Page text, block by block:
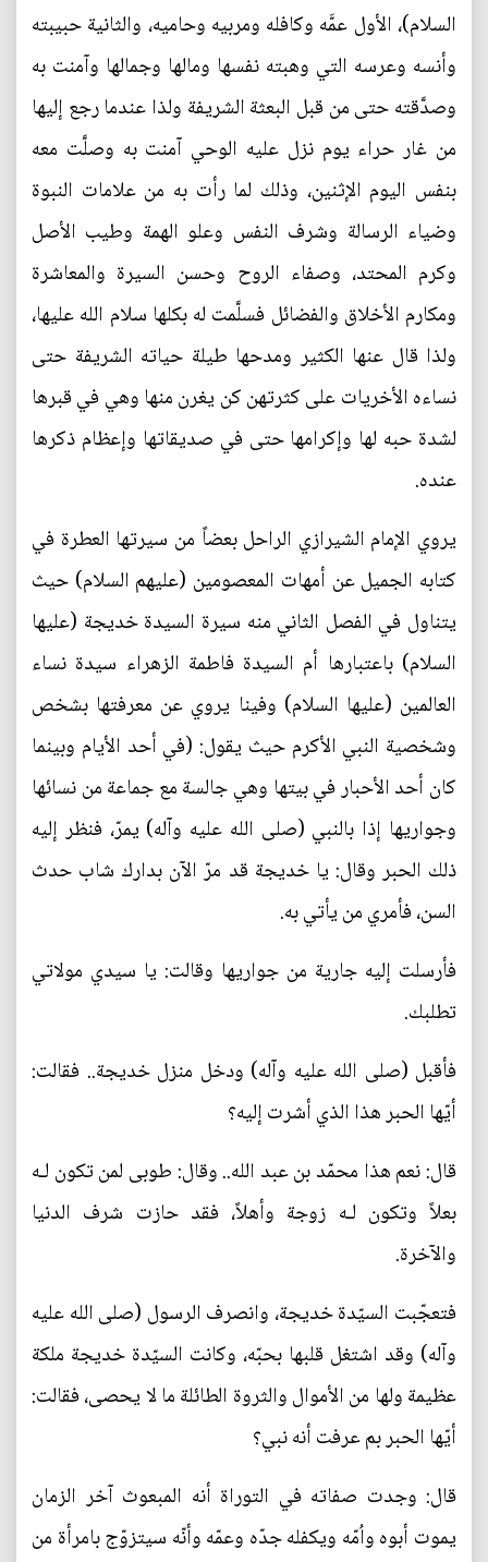
السلام)، الأول عمَّه وكافله ومربيه وحاميه، والثانية حبيبته
وأنسه وعرسه التي وهبته نفسها ومالها وجمالها وآمنت به
وصدَّقته حتى من قبل البعثة الشريفة ولذا عندما رجع إليها
من غار حراء يوم نزل عليه الوحي آمنت به وصلَّت معه
بنفس اليوم الإثنين، وذلك لما رأت به من علامات النبوة
وضياء الرسالة وشرف النفس وعلو الهمة وطيب الأصل
وكرم المحتد، وصفاء الروح وحسن السيرة والمعاشرة
ومكارم الأخلاق والفضائل فسلَّمت له بكلها سلام الله عليها،
ولذا قال عنها الكثير ومدحها طيلة حياته الشريفة حتى
نساءه الأخريات على كثرتهن كن يغرن منها وهي في قبرها
لشدة حبه لها وإكرامها حتى في صديقاتها وإعظام ذكرها
عنده.
يروي الإمام الشيرازي الراحل بعضاً من سيرتها العطرة في
كتابه الجميل عن أمهات المعصومين (عليهم السلام) حيث
يتناول في الفصل الثاني منه سيرة السيدة خديجة (عليها
السلام) باعتبارها أم السيدة فاطمة الزهراء سيدة نساء
العالمين (عليها السلام) وفينا يروي عن معرفتها بشخص
وشخصية النبي الأكرم حيث يقول: (في أحد الأيام وبينما
كان أحد الأحبار في بيتها وهي جالسة مع جماعة من نسائها
وجواريها إذا بالنبي (صلى الله عليه وآله) يمرّ، فنظر إليه
ذلك الحبر وقال: يا خديجة قد مرّ الآن بدارك شاب حدث
السن، فأمري من يأتي به.
فأرسلت إليه جارية من جواريها وقالت: يا سيدي مولاتي
تطلبك.
فأقبل (صلى الله عليه وآله) ودخل منزل خديجة.. فقالت:
أيّها الحبر هذا الذي أشرت إليه؟
قال: نعم هذا محمّد بن عبد الله.. وقال: طوبى لمن تكون لـه
بعلاً وتكون لـه زوجة وأهلاً، فقد حازت شرف الدنيا
والآخرة.
فتعجّبت السيّدة خديجة، وانصرف الرسول (صلى الله عليه
وآله) وقد اشتغل قلبها بحبّه، وكانت السيّدة خديجة ملكة
عظيمة ولها من الأموال والثروة الطائلة ما لا يحصى، فقالت:
أيّها الحبر بم عرفت أنه نبي؟
قال: وجدت صفاته في التوراة أنه المبعوث آخر الزمان
يموت أبوه واُمّه ويكفله جدّه وعمّه وأنّه سيتزوّج بامرأة من